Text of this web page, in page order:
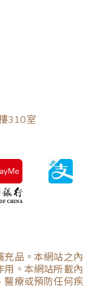
310室
充品。本網站之內
用。本網站所載內
醫療或預防任何疾